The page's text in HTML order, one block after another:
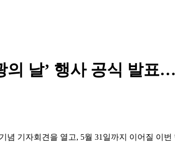
의 날’ 행사 공식 발
념 기자회견을 열고, 5월 31일까지 이어질 이